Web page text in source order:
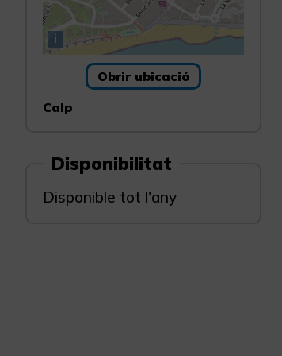
i
Obrir ubicació
Calp
Disponibilitat
Disponible tot l'any